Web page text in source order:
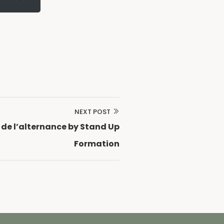
NEXT POST
l’alternance by Stand Up
Formation